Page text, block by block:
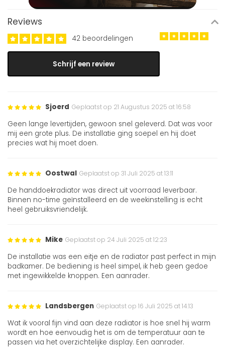
Reviews
42 beoordelingen
Schrijf een review
Sjoerd Geplaatst op 21 Augustus 2025 at 16:58
Geen lange levertijden, gewoon snel geleverd. Dat was voor
mij een grote plus. De installatie ging soepel en hij doet
precies wat hij moet doen.
Oostwal Geplaatst op 31 Juli 2025 at 13:11
De handdoekradiator was direct uit voorraad leverbaar.
Binnen no-time geïnstalleerd en de weekinstelling is echt
heel gebruiksvriendelijk.
Mike Geplaatst op 24 Juli 2025 at 12:23
De installatie was een eitje en de radiator past perfect in mijn
badkamer. De bediening is heel simpel, ik heb geen gedoe
met ingewikkelde knoppen. Een aanrader.
Landsbergen Geplaatst op 16 Juli 2025 at 14:13
Wat ik vooral fijn vind aan deze radiator is hoe snel hij warm
wordt en hoe eenvoudig het is om de temperatuur aan te
passen via het overzichtelijke display. Een aanrader.